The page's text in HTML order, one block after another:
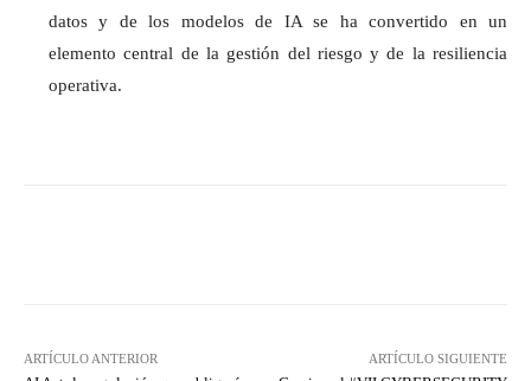
datos y de los modelos de IA se ha convertido en un
elemento central de la gestión del riesgo y de la resiliencia
operativa.
ARTÍCULO ANTERIOR ARTÍCULO SIGUIENTE